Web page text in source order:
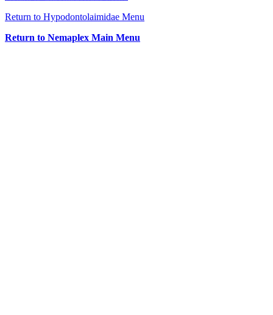
Return to Hypodontolaimidae Menu
Return to Nemaplex Main Menu